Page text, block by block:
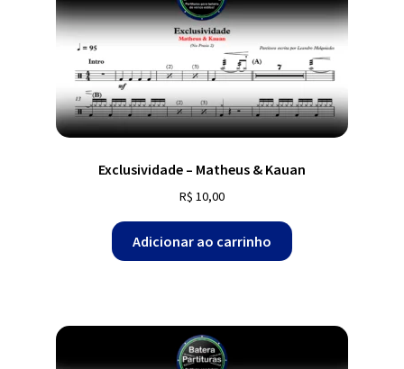
Exclusividade – Matheus & Kauan
R$ 10,00
Adicionar ao carrinho